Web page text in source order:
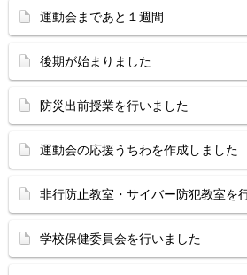
運動会まであと１週間
後期が始まりました
防災出前授業を行いました
運動会の応援うちわを作成しました
非行防止教室・サイバー防犯教室を
学校保健委員会を行いました